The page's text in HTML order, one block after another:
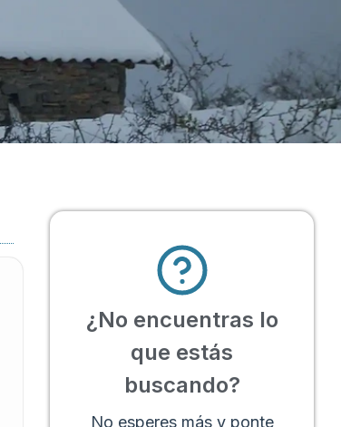
¿No encuentras lo
que estás
buscando?
No esperes más y ponte